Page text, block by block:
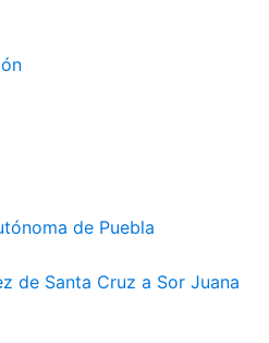
de Puebla
de Santa Cruz a Sor Juana